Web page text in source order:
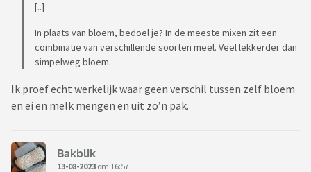
[..]
In plaats van bloem, bedoel je? In de meeste mixen zit een
combinatie van verschillende soorten meel. Veel lekkerder dan
simpelweg bloem.
Ik proef echt werkelijk waar geen verschil tussen zelf bloem
en ei en melk mengen en uit zo’n pak.
Bakblik
13-08-2023 om 16:57